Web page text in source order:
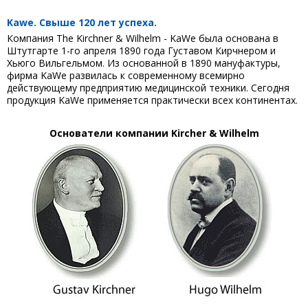
Kawe. Свыше 120 лет успеха.
Компания The Kirchner & Wilhelm - KaWe была основана в
Штутгарте 1-го апреля 1890 года Густавом Кирчнером и
Хьюго Вильгельмом. Из основанной в 1890 мануфактуры,
фирма KaWe развилась к современному всемирно
действующему предприятию медицинской техники. Сегодня
продукция KaWe применяется практически всех континентах.
Основатели компании Kircher & Wilhelm